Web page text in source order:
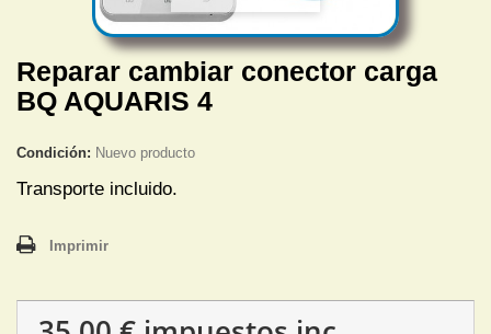
Reparar cambiar conector carga
BQ AQUARIS 4
Condición: Nuevo producto
Transporte incluido.
Imprimir